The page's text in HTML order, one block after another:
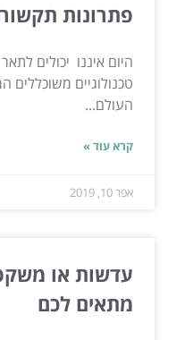
פתרונות
היום איננו יכולים
טכנולוגיים משוכללים
העולם...
קרא עוד »
אפר 10, 2019
עדשות או
מתאים לכם